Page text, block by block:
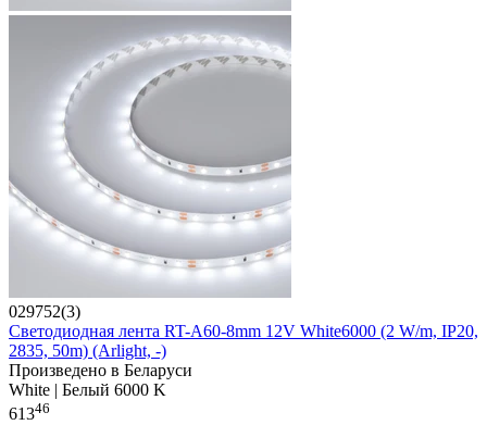
029752(3)
Светодиодная лента RT-A60-8mm 12V White6000 (2 W/m, IP20,
2835, 50m) (Arlight, -)
Произведено в Беларуси
White | Белый 6000 K
61346